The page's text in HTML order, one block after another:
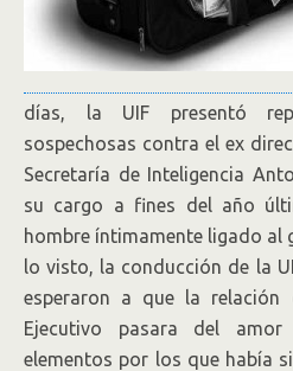
días, la UIF presentó
sospechosas contra el ex
Secretaría de Inteligencia
su cargo a fines del año
hombre íntimamente ligado al
lo visto, la conducción de la
esperaron a que la
Ejecutivo pasara del
elementos por los que había